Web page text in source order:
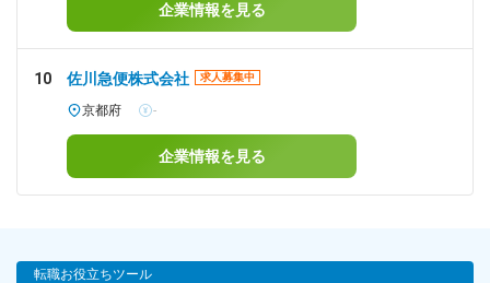
企業情報を見る
10 佐川急便株式会社 求人募集中
京都府 -
企業情報を見る
転職お役立ちツール